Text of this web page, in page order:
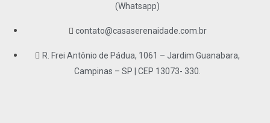
(Whatsapp)
contato@casaserenaidade.com.br
R. Frei Antônio de Pádua, 1061 – Jardim Guanabara,
Campinas – SP | CEP 13073- 330.